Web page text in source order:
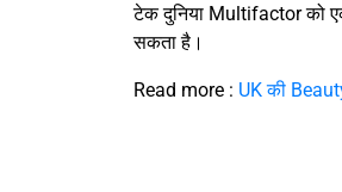
टेक दुनिया Multifactor को
सकता है।
Read more : UK की